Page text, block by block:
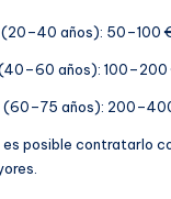
(20–40 años): 50–100
años): 100–200
(60–75 años):
es posible contratarlo